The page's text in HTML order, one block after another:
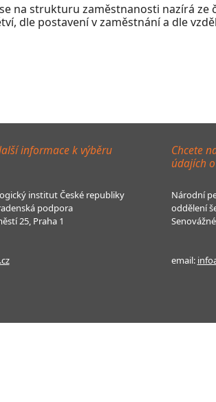
na strukturu zaměstnanosti nazírá
dle postavení vzaměstnání a dle
informace k výběru
institut České republiky
podpora
25, Praha 1
Chcete
údajích
Národní
oddělení
email: